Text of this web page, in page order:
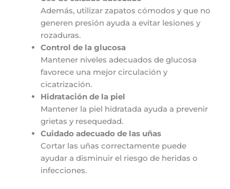
Además, utilizar zapatos cómodos y que no
generen presión ayuda a evitar lesiones y
rozaduras.
Control de la glucosa
Mantener niveles adecuados de glucosa
favorece una mejor circulación y
cicatrización.
Hidratación de la piel
Mantener la piel hidratada ayuda a prevenir
grietas y resequedad.
Cuidado adecuado de las uñas
Cortar las uñas correctamente puede
ayudar a disminuir el riesgo de heridas o
infecciones.